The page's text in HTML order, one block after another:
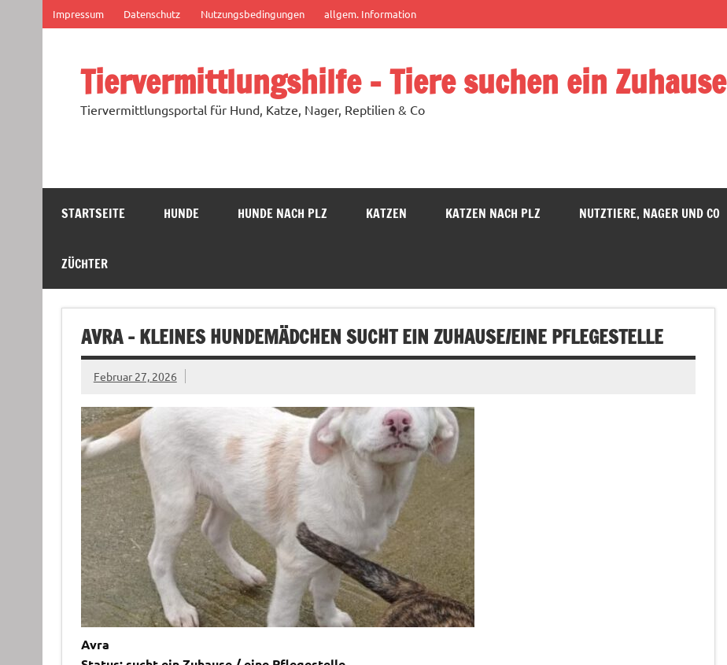
springen
Impressum Datenschutz Nutzungsbedingungen allgem. Information
Tiervermittlungshilfe – Tiere suchen ein Zuhause
Tiervermittlungsportal für Hund, Katze, Nager, Reptilien & Co
STARTSEITE HUNDE HUNDE NACH PLZ KATZEN KATZEN NACH PLZ NUTZTIERE, NAGER UND CO
ZÜCHTER
AVRA – KLEINES HUNDEMÄDCHEN SUCHT EIN ZUHAUSE/EINE PFLEGESTELLE
Februar 27, 2026
Avra